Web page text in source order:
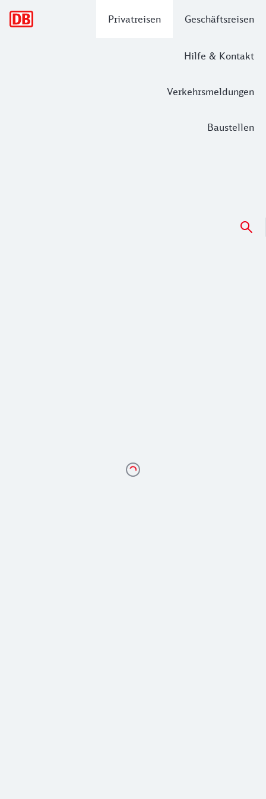
Privatreisen Geschäftsreisen
Hilfe & Kontakt
Verkehrsmeldungen
Baustellen